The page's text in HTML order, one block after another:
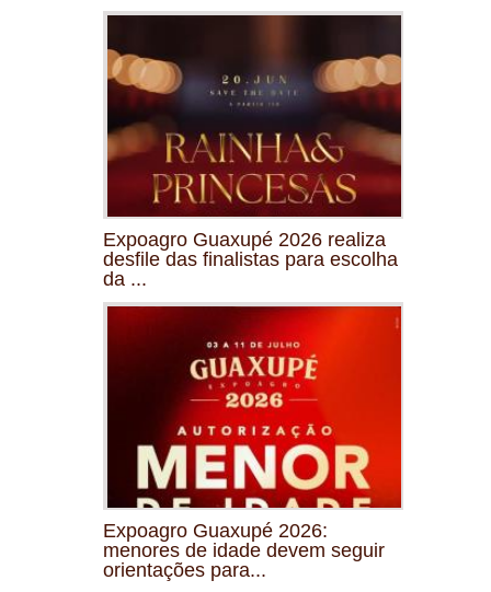
Expoagro Guaxupé 2026 realiza
desfile das finalistas para escolha
da ...
Expoagro Guaxupé 2026:
menores de idade devem seguir
orientações para...